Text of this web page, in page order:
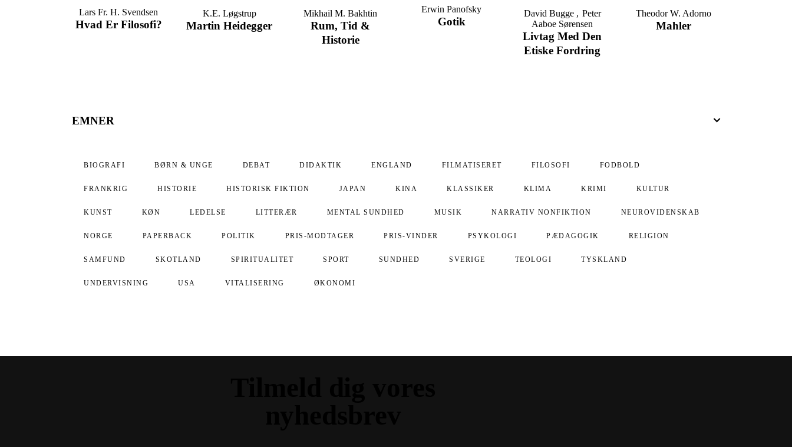
Hvad Er Filosofi?
Lars Fr. H. Svendsen
Martin Heidegger
K.E. Løgstrup
Rum, Tid &
Historie
Mikhail M. Bakhtin
Gotik
Erwin Panofsky
Livtag Med Den
Etiske Fordring
David Bugge
Peter
Aaboe Sørensen
Mahler
Theodor W. Adorno
EMNER
BIOGRAFI BØRN & UNGE DEBAT DIDAKTIK ENGLAND FILMATISERET FILOSOFI FODBOLD
FRANKRIG HISTORIE HISTORISK FIKTION JAPAN KINA KLASSIKER KLIMA KRIMI KULTUR
KUNST KØN LEDELSE LITTERÆR MENTAL SUNDHED MUSIK NARRATIV NONFIKTION NEUROVIDENSKAB
NORGE PAPERBACK POLITIK PRIS-MODTAGER PRIS-VINDER PSYKOLOGI PÆDAGOGIK RELIGION
SAMFUND SKOTLAND SPIRITUALITET SPORT SUNDHED SVERIGE TEOLOGI TYSKLAND
UNDERVISNING USA VITALISERING ØKONOMI